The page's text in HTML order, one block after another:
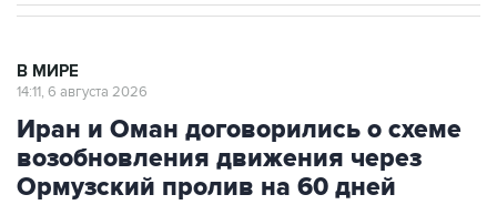
В МИРЕ
14:11, 6 августа 2026
Иран и Оман договорились о схеме
возобновления движения через
Ормузский пролив на 60 дней